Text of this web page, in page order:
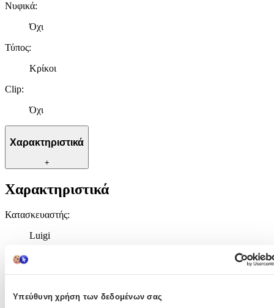
Υπεύθυνη χρήση των δεδομένων σας
Νυφικά:
Όχι
Τύπος:
Κρίκοι
Clip:
Όχι
Χαρακτηριστικά
+
Χαρακτηριστικά
Κατασκευαστής:
Luigi
Βασικά Χαρακτηριστικά
Κίτρινο